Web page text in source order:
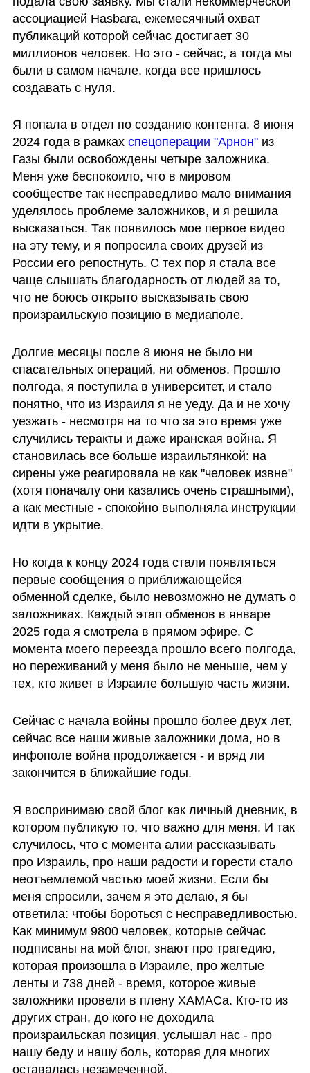
ассоциацией Hasbara, ежемесячный охват
публикаций которой сейчас достигает 30
миллионов человек. Но это - сейчас, а тогда мы
были в самом начале, когда все пришлось
создавать с нуля.
Я попала в отдел по созданию контента. 8 июня
2024 года в рамках спецоперации "Арнон" из
Газы были освобождены четыре заложника.
Меня уже беспокоило, что в мировом
сообществе так несправедливо мало внимания
уделялось проблеме заложников, и я решила
высказаться. Так появилось мое первое видео
на эту тему, и я попросила своих друзей из
России его репостнуть. С тех пор я стала все
чаще слышать благодарность от людей за то,
что не боюсь открыто высказывать свою
произраильскую позицию в медиаполе.
Долгие месяцы после 8 июня не было ни
спасательных операций, ни обменов. Прошло
полгода, я поступила в университет, и стало
понятно, что из Израиля я не уеду. Да и не хочу
уезжать - несмотря на то что за это время уже
случились теракты и даже иранская война. Я
становилась все больше израильтянкой: на
сирены уже реагировала не как "человек извне"
(хотя поначалу они казались очень страшными),
а как местные - спокойно выполняла инструкции
идти в укрытие.
Но когда к концу 2024 года стали появляться
первые сообщения о приближающейся
обменной сделке, было невозможно не думать о
заложниках. Каждый этап обменов в январе
2025 года я смотрела в прямом эфире. С
момента моего переезда прошло всего полгода,
но переживаний у меня было не меньше, чем у
тех, кто живет в Израиле большую часть жизни.
Сейчас с начала войны прошло более двух лет,
сейчас все наши живые заложники дома, но в
инфополе война продолжается - и вряд ли
закончится в ближайшие годы.
Я воспринимаю свой блог как личный дневник, в
котором публикую то, что важно для меня. И так
случилось, что с момента алии рассказывать
про Израиль, про наши радости и горести стало
неотъемлемой частью моей жизни. Если бы
меня спросили, зачем я это делаю, я бы
ответила: чтобы бороться с несправедливостью.
Как минимум 9800 человек, которые сейчас
подписаны на мой блог, знают про трагедию,
которая произошла в Израиле, про желтые
ленты и 738 дней - время, которое живые
заложники провели в плену ХАМАСа. Кто-то из
других стран, до кого не доходила
произраильская позиция, услышал нас - про
нашу беду и нашу боль, которая для многих
оставалась незамеченной.